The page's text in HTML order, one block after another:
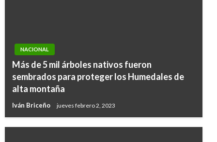
NACIONAL
Más de 5 mil árboles nativos fueron
sembrados para proteger los Humedales de
alta montaña
Iván Briceño jueves febrero 2, 2023